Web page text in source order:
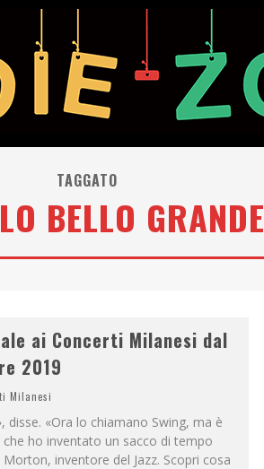
TAGGATO
BELLO GRANDE
ai Concerti Milanesi dal
2019
Milanesi
disse. «Ora lo chiamano Swing, ma è
ho inventato un sacco di tempo
Morton, inventore del Jazz. Scopri cosa